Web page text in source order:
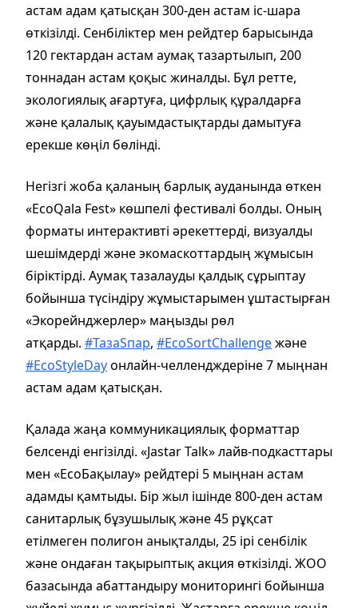
астам адам қатысқан 300-ден астам іс-шара
өткізілді. Сенбіліктер мен рейдтер барысында
120 гектардан астам аумақ тазартылып, 200
тоннадан астам қоқыс жиналды. Бұл ретте,
экологиялық ағартуға, цифрлық құралдарға
және қалалық қауымдастықтарды дамытуға
ерекше көңіл бөлінді.
Негізгі жоба қаланың барлық ауданында өткен
«EcoQala Fest» көшпелі фестивалі болды. Оның
форматы интерактивті әрекеттерді, визуалды
шешімдерді және экомаскоттардың жұмысын
біріктірді. Аумақ тазалауды қалдық сұрыптау
бойынша түсіндіру жұмыстарымен ұштастырған
«Экорейнджерлер» маңызды рөл
атқарды. #ТазаЅпар, #EcoSortChallengeжәне
#EcoStyleDayонлайн-челлендждеріне 7 мыңнан
астам адам қатысқан.
Қалада жаңа коммуникациялық форматтар
белсенді енгізілді. «Jastar Talk» лайв-подкасттары
мен «ЕсоБақылау» рейдтері 5 мыңнан астам
адамды қамтыды. Бір жыл ішінде 800-ден астам
санитарлық бұзушылық және 45 рұқсат
етілмеген полигон анықталды, 25 ірі сенбілік
және ондаған тақырыптық акция өткізілді. ЖОО
базасында абаттандыру мониторингі бойынша